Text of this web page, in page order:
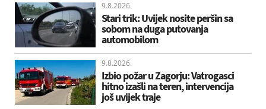
9.8.2026.
Stari trik: Uvijek nosite peršin sa
sobom na duga putovanja
automobilom
9.8.2026.
Izbio požar u Zagorju: Vatrogasci
hitno izašli na teren, intervencija
još uvijek traje